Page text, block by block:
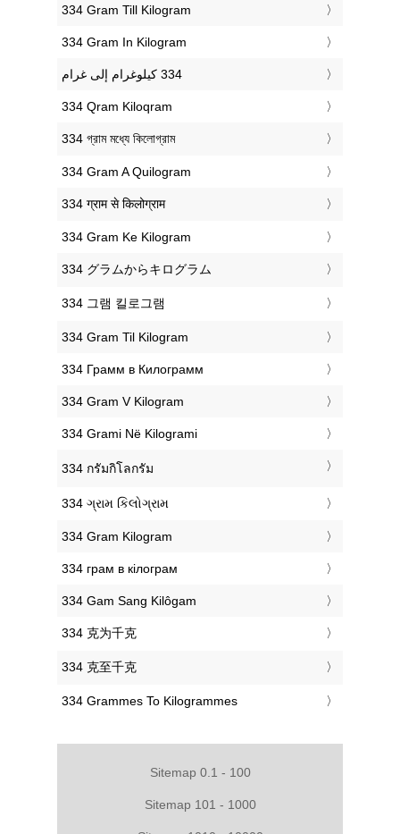
‎334 Gram Till Kilogram
‎334 Gram In Kilogram
‎334 Qram Kiloqram
‎334 গ্রাম মধ্যে কিলোগ্রাম
‎334 Gram A Quilogram
‎334 ग्राम से किलोग्राम
‎334 Gram Ke Kilogram
‎334 グラムからキログラム
‎334 그램 킬로그램
‎334 Gram Til Kilogram
‎334 Грамм в Килограмм
‎334 Gram V Kilogram
‎334 Grami Në Kilogrami
‎334 กรัมกิโลกรัม
‎334 ગ્રામ કિલોગ્રામ
‎334 Gram Kilogram
‎334 грам в кілограм
‎334 Gam Sang Kilôgam
‎334 克为千克
‎334 克至千克
‎334 Grammes To Kilogrammes
Sitemap 0.1 - 100
Sitemap 101 - 1000